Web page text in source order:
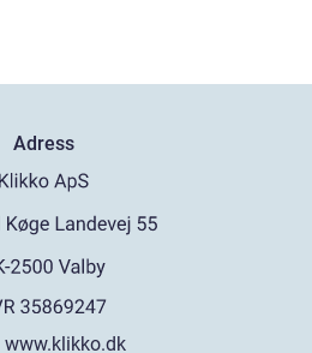
Adress
www.klikko.dk